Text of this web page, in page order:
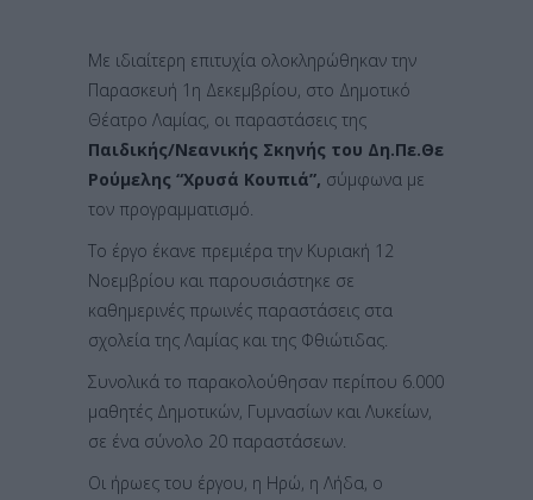
Με ιδιαίτερη επιτυχία ολοκληρώθηκαν την
Παρασκευή 1η Δεκεμβρίου, στο Δημοτικό
Θέατρο Λαμίας, οι παραστάσεις της
Παιδικής/Νεανικής Σκηνής του Δη.Πε.Θε
Ρούμελης “Χρυσά Κουπιά”, σύμφωνα με
τον προγραμματισμό.
Το έργο έκανε πρεμιέρα την Κυριακή 12
Νοεμβρίου και παρουσιάστηκε σε
καθημερινές πρωινές παραστάσεις στα
σχολεία της Λαμίας και της Φθιώτιδας.
Συνολικά το παρακολούθησαν περίπου 6.000
μαθητές Δημοτικών, Γυμνασίων και Λυκείων,
σε ένα σύνολο 20 παραστάσεων.
Οι ήρωες του έργου, η Ηρώ, η Λήδα, ο